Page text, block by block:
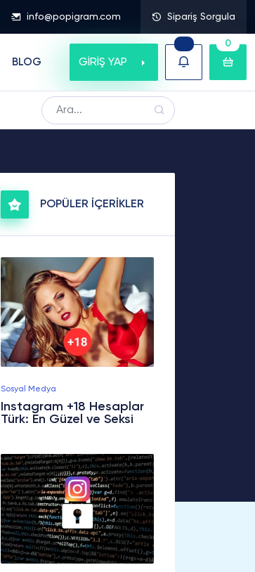
info@popigram.com Sipariş Sorgula
BLOG GİRİŞ YAP
0
POPÜLER İÇERİKLER
Sosyal Medya
Instagram +18 Hesaplar
Türk: En Güzel ve Seksi